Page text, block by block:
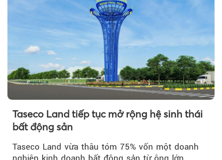
Taseco Land tiếp tục mở rộng hệ sinh thái
bất động sản
Taseco Land vừa thâu tóm 75% vốn một doanh